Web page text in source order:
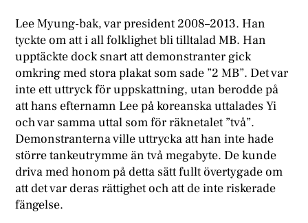
Lee Myung-bak, var president 2008–2013. Han
tyckte om att i all folklighet bli tilltalad MB. Han
upptäckte dock snart att demonstranter gick
omkring med stora plakat som sade ”2 MB”. Det var
inte ett uttryck för uppskattning, utan berodde på
att hans efternamn Lee på koreanska uttalades Yi
och var samma uttal som för räknetalet ”två”.
Demonstranterna ville uttrycka att han inte hade
större tankeutrymme än två megabyte. De kunde
driva med honom på detta sätt fullt övertygade om
att det var deras rättighet och att de inte riskerade
fängelse.